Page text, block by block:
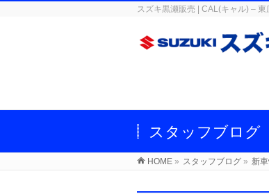
スズキ黒瀬販売 | CAL(キャル) –
スタッフブログ
HOME » スタッフブログ » 新